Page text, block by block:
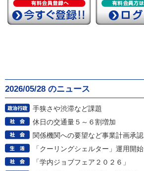
2026/05/28 のニュース
手狭さや渋滞など課題
休日の交通量５～６割増加
関係機関への要望など事業計画承認
「クーリングシェルター」運用開始
「学内ジョブフェア２０２６」